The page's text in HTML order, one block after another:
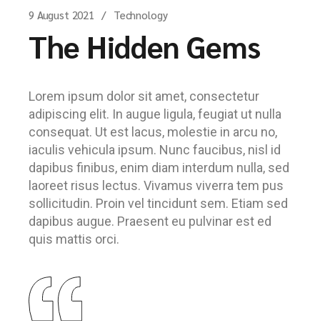
9 August 2021 Technology
The Hidden Gems
Lorem ipsum dolor sit amet, consectetur
adipiscing elit. In augue ligula, feugiat ut nulla
consequat. Ut est lacus, molestie in arcu no,
iaculis vehicula ipsum. Nunc faucibus, nisl id
dapibus finibus, enim diam interdum nulla, sed
laoreet risus lectus. Vivamus viverra tem pus
sollicitudin. Proin vel tincidunt sem. Etiam sed
dapibus augue. Praesent eu pulvinar est ed
quis mattis orci.